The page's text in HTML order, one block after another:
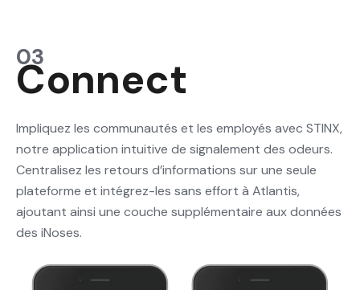
03
Connect
Impliquez les communautés et les employés avec STINX,
notre application intuitive de signalement des odeurs.
Centralisez les retours d’informations sur une seule
plateforme et intégrez-les sans effort à Atlantis,
ajoutant ainsi une couche supplémentaire aux données
des iNoses.